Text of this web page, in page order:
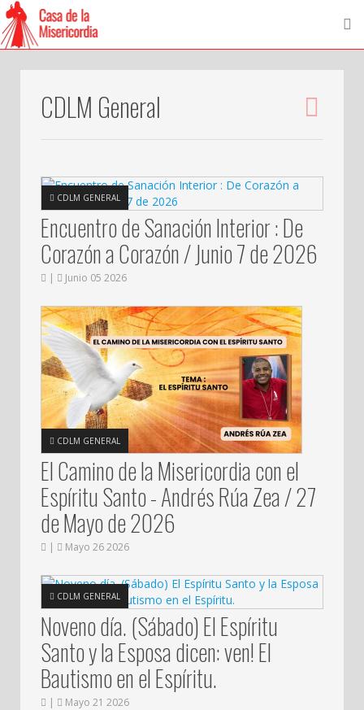
CDLM General
CDLM GENERAL
Encuentro de Sanación Interior : De
Corazón a Corazón / Junio 7 de 2026
| Junio 05 2026
CDLM GENERAL
El Camino de la Misericordia con el
Espíritu Santo - Andrés Rúa Zea / 27
de Mayo de 2026
| Mayo 26 2026
CDLM GENERAL
Noveno día. (Sábado) El Espíritu
Santo y la Esposa dicen: ven! El
Bautismo en el Espíritu.
| Mayo 21 2026